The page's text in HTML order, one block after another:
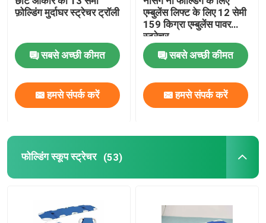
फ़ोल्डिंग मुर्दाघर स्ट्रेचर ट्रॉली
सबसे अच्छी कीमत
हमसे संपर्क करें
एम्बुलेंस लिफ्ट के लिए 12 सेमी
159 किग्रा एम्बुलेंस पावर
स्ट्रेचर
सबसे अच्छी कीमत
हमसे संपर्क करें
फोल्डिंग स्कूप स्ट्रेचर (53)